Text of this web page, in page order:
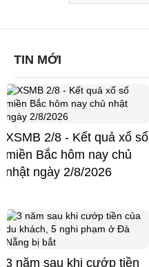
TIN MỚI
XSMB 2/8 - Kết quả xổ số
miền Bắc hôm nay chủ
nhật ngày 2/8/2026
3 năm sau khi cướp tiền